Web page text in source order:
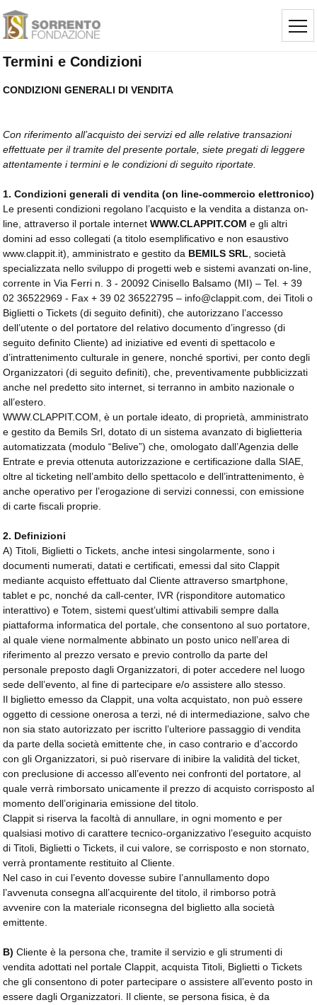
Termini e Condizioni
CONDIZIONI GENERALI DI VENDITA
Con riferimento all’acquisto dei servizi ed alle relative transazioni
effettuate per il tramite del presente portale, siete pregati di leggere
attentamente i termini e le condizioni di seguito riportate.
1. Condizioni generali di vendita (on line-commercio elettronico)
Le presenti condizioni regolano l’acquisto e la vendita a distanza on-
line, attraverso il portale internet WWW.CLAPPIT.COM e gli altri
domini ad esso collegati (a titolo esemplificativo e non esaustivo
www.clappit.it), amministrato e gestito da BEMILS SRL , società
specializzata nello sviluppo di progetti web e sistemi avanzati on-line,
corrente in Via Ferri n. 3 - 20092 Cinisello Balsamo (MI) – Tel. + 39
02 36522969 - Fax + 39 02 36522795 – info@clappit.com, dei Titoli o
Biglietti o Tickets (di seguito definiti), che autorizzano l’accesso
dell’utente o del portatore del relativo documento d’ingresso (di
seguito definito Cliente) ad iniziative ed eventi di spettacolo e
d’intrattenimento culturale in genere, nonché sportivi, per conto degli
Organizzatori (di seguito definiti), che, preventivamente pubblicizzati
anche nel predetto sito internet, si terranno in ambito nazionale o
all’estero.
WWW.CLAPPIT.COM, è un portale ideato, di proprietà, amministrato
e gestito da Bemils Srl, dotato di un sistema avanzato di biglietteria
automatizzata (modulo “Belive”) che, omologato dall’Agenzia delle
Entrate e previa ottenuta autorizzazione e certificazione dalla SIAE,
oltre al ticketing nell’ambito dello spettacolo e dell’intrattenimento, è
anche operativo per l’erogazione di servizi connessi, con emissione
di carte fiscali proprie.
2. Definizioni
A) Titoli, Biglietti o Tickets, anche intesi singolarmente, sono i
documenti numerati, datati e certificati, emessi dal sito Clappit
mediante acquisto effettuato dal Cliente attraverso smartphone,
tablet e pc, nonché da call-center, IVR (risponditore automatico
interattivo) e Totem, sistemi quest’ultimi attivabili sempre dalla
piattaforma informatica del portale, che consentono al suo portatore,
al quale viene normalmente abbinato un posto unico nell’area di
riferimento al prezzo versato e previo controllo da parte del
personale preposto dagli Organizzatori, di poter accedere nel luogo
sede dell’evento, al fine di partecipare e/o assistere allo stesso.
Il biglietto emesso da Clappit, una volta acquistato, non può essere
oggetto di cessione onerosa a terzi, né di intermediazione, salvo che
non sia stato autorizzato per iscritto l’ulteriore passaggio di vendita
da parte della società emittente che, in caso contrario e d’accordo
con gli Organizzatori, si può riservare di inibire la validità del ticket,
con preclusione di accesso all’evento nei confronti del portatore, al
quale verrà rimborsato unicamente il prezzo di acquisto corrisposto al
momento dell’originaria emissione del titolo.
Clappit si riserva la facoltà di annullare, in ogni momento e per
qualsiasi motivo di carattere tecnico-organizzativo l’eseguito acquisto
di Titoli, Biglietti o Tickets, il cui valore, se corrisposto e non stornato,
verrà prontamente restituito al Cliente.
Nel caso in cui l’evento dovesse subire l’annullamento dopo
l’avvenuta consegna all’acquirente del titolo, il rimborso potrà
avvenire con la materiale riconsegna del biglietto alla società
emittente.
B) Cliente è la persona che, tramite il servizio e gli strumenti di
vendita adottati nel portale Clappit, acquista Titoli, Biglietti o Tickets
che gli consentono di poter partecipare o assistere all’evento posto in
essere dagli Organizzatori. Il cliente, se persona fisica, è da